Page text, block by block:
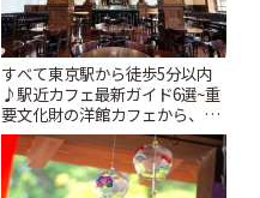
すべて東京駅から徒歩5分以内
♪駅近カフェ最新ガイド6選~重
要文化財の洋館カフェから、改
札すぐのレトロ喫茶まで~ | こと
りっぷ